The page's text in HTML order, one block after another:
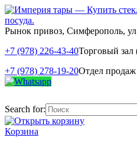
Рынок привоз, Симферополь,
+7 (978) 226-43-40Торговый зал
+7 (978) 278-19-20Отдел
Search for:
Корзина